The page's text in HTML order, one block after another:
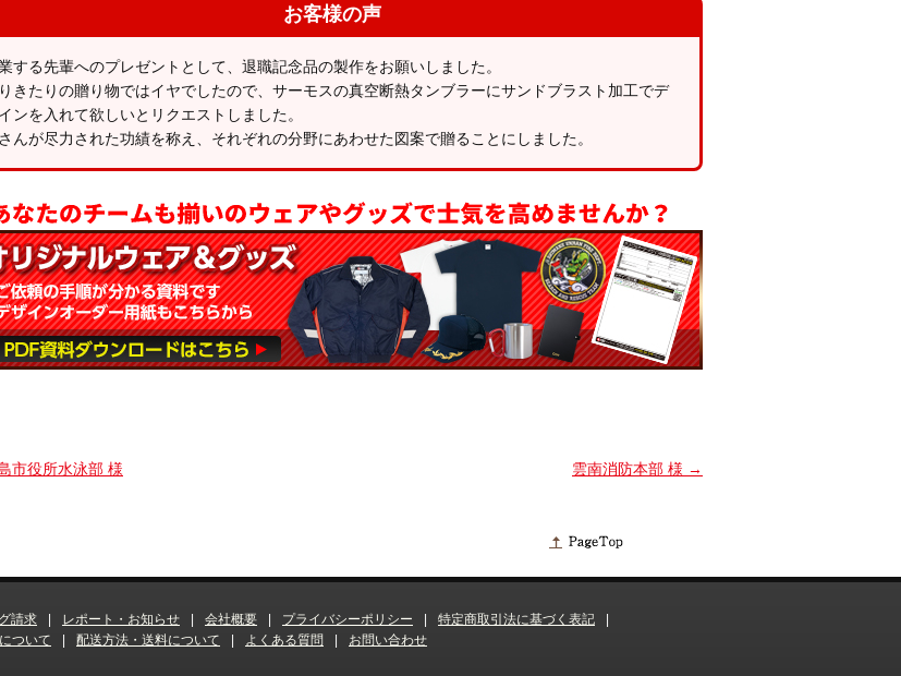
お客様の声
する先輩へのプレゼントとして、退職記念品の製作をお願いしました。
きたりの贈り物ではイヤでしたので、サーモスの真空断熱タンブラーにサンドブラスト加工でデ
ンを入れて欲しいとリクエストしました。
んが尽力された功績を称え、それぞれの分野にあわせた図案で贈ることにしました。
市役所水泳部 様 雲南消防本部 様 →
請求 レポート・お知らせ 会社概要 プライバシーポリシー 特定商取引法に基づく表記
ついて 配送方法・送料について よくある質問 お問い合わせ